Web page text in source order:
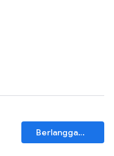
Berlangganan